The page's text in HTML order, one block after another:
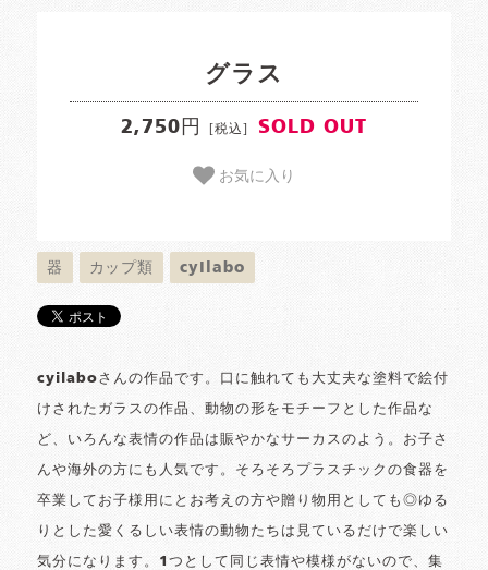
グラス
2,750円 [税込] SOLD OUT
お気に入り
器 カップ類 cyilabo
cyilaboさんの作品です。口に触れても大丈夫な塗料で絵付
けされたガラスの作品、動物の形をモチーフとした作品な
ど、いろんな表情の作品は賑やかなサーカスのよう。お子さ
んや海外の方にも人気です。そろそろプラスチックの食器を
卒業してお子様用にとお考えの方や贈り物用としても◎ゆる
りとした愛くるしい表情の動物たちは見ているだけで楽しい
気分になります。1つとして同じ表情や模様がないので、集